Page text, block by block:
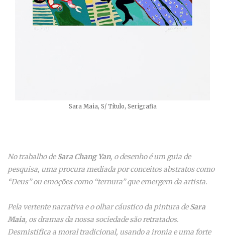
Sara Maia, S/ Título, Serigrafia
No trabalho deSara Chang Yan, o desenho é um guia de
pesquisa, uma procura mediada por conceitos abstratos como
“Deus” ou emoções como “ternura” que emergem da artista.
Pela vertente narrativa e o olhar cáustico da pintura deSara
Maia, os dramas da nossa sociedade são retratados.
Desmistifica a moral tradicional, usando a ironia e uma forte